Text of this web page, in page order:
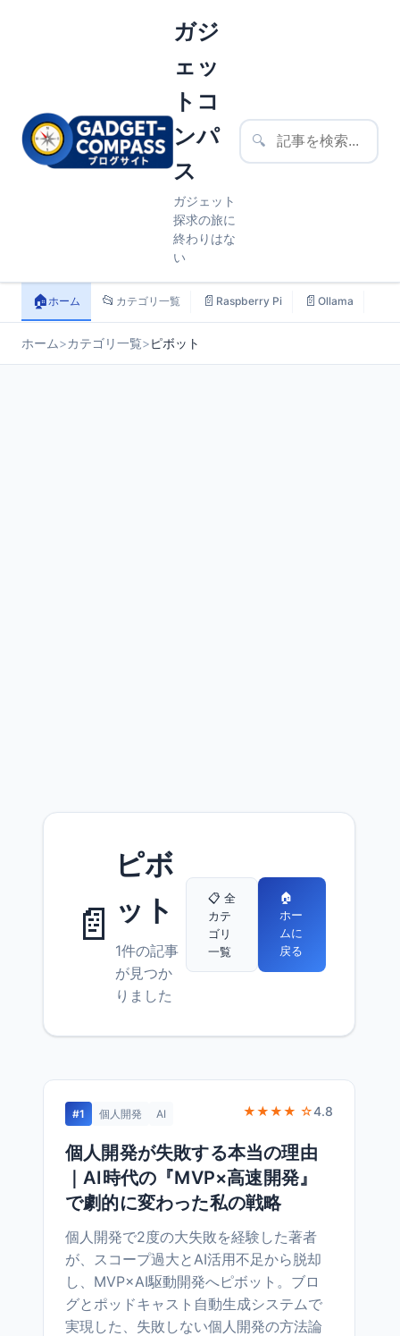
ガジ
ェッ
トコ
ンパ
ス
ガジェット
探求の旅に
終わりはな
い
🔍
🏠ホーム 📂 カテゴリ一覧 📄 Raspberry Pi 📄 Ollama
ホーム>カテゴリ一覧>ピボット
📄
ピボ
ット
1件の記事
が見つか
りました
📋 全
カテ
ゴリ
一覧
🏠
ホー
ムに
戻る
#1 個人開発 AI ★★★★ ☆4.8
個人開発が失敗する本当の理由
｜AI時代の『MVP×高速開発』
で劇的に変わった私の戦略
個人開発で2度の大失敗を経験した著者
が、スコープ過大とAI活用不足から脱却
し、MVP×AI駆動開発へピボット。ブロ
グとポッドキャスト自動生成システムで
実現した、失敗しない個人開発の方法論